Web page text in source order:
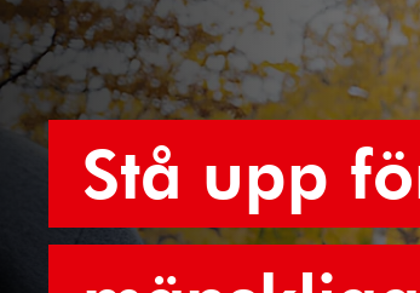
Stå upp